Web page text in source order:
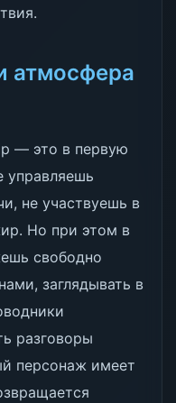
атмосфера
— это в первую
управляешь
не участвуешь в
Но при этом в
свободно
заглядывать в
разговоры
персонаж имеет